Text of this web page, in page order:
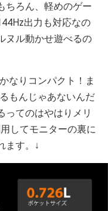
ちろん、軽めのゲー
出力も対応なの
ヌル動かせ遊べるの
なりコンパクト！ま
もんじゃあないんだ
ってのはやはりメリ
してモニターの裏に
ます。↓